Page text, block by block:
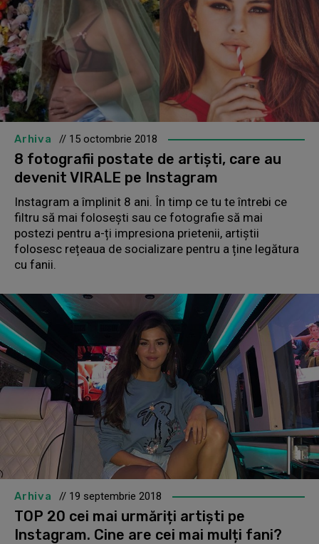
Arhiva // 15 octombrie 2018
8 fotografii postate de artiști, care au
devenit VIRALE pe Instagram
Instagram a împlinit 8 ani. În timp ce tu te întrebi ce
filtru să mai folosești sau ce fotografie să mai
postezi pentru a-ți impresiona prietenii, artiștii
folosesc rețeaua de socializare pentru a ține legătura
cu fanii.
Arhiva // 19 septembrie 2018
TOP 20 cei mai urmăriți artiști pe
Instagram. Cine are cei mai mulți fani?